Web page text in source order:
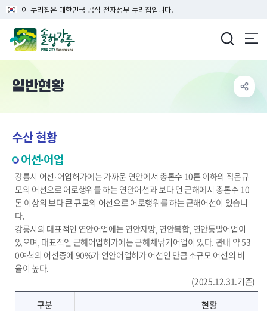
이 누리집은 대한민국 공식 전자정부 누리집입니다.
일반현황
수산 현황
어선·어업
강릉시 어선·어업허가에는 가까운 연안에서 총톤수 10톤 이하의 작은규
모의 어선으로 어로행위를 하는 연안어선과 보다 먼 근해에서 총톤수 10
톤 이상의 보다 큰 규모의 어선으로 어로행위를 하는 근해어선이 있습니
다.
강릉시의 대표적인 연안어업에는 연안자망, 연안복합, 연안통발어업이
있으며, 대표적인 근해어업허가에는 근해채낚기어업이 있다. 관내 약 53
0여척의 어선중에 90%가 연안어업허가 어선인 만큼 소규모 어선의 비
율이 높다.
(2025.12.31.기준)
구분
현황